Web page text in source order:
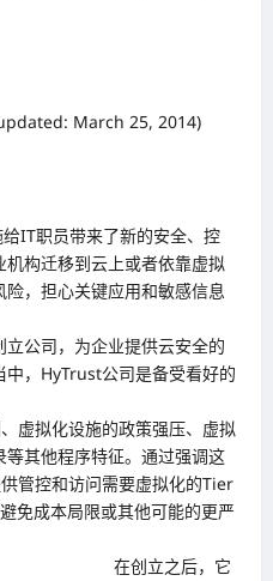
March 25, 2014)
IT职员带来了新的安全、控
构迁移到云上或者依靠虚拟
，担心关键应用和敏感信息
公司，为企业提供云安全的
，HyTrust公司是备受看好的
虚拟化设施的政策强压、虚拟
其他程序特征。通过强调这
管控和访问需要虚拟化的Tier
免成本局限或其他可能的更严
在创立之后，它